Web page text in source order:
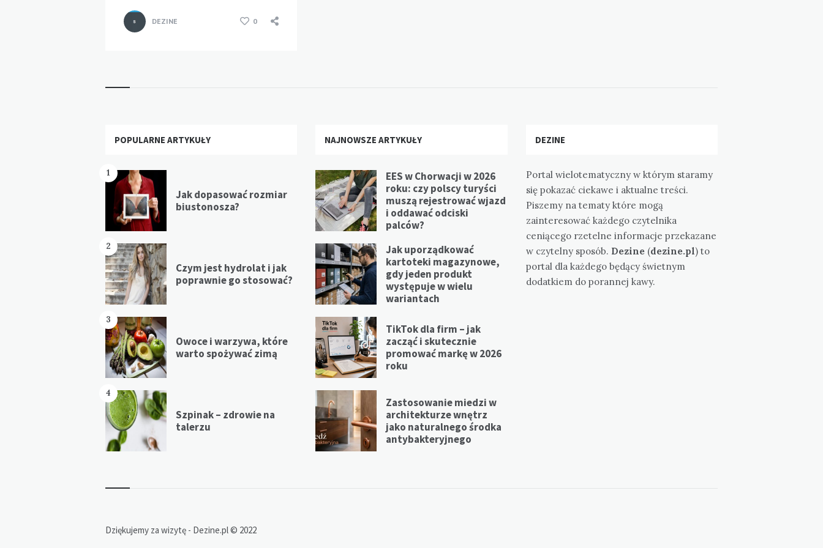
DEZINE 0
Widgets
POPULARNE ARTYKUŁY
1
Jak dopasować rozmiar
biustonosza?
2
Czym jest hydrolat i jak
poprawnie go stosować?
3
Owoce i warzywa, które
warto spożywać zimą
4
Szpinak – zdrowie na
talerzu
NAJNOWSZE ARTYKUŁY
EES w Chorwacji w 2026
roku: czy polscy turyści
muszą rejestrować wjazd
i oddawać odciski
palców?
Jak uporządkować
kartoteki magazynowe,
gdy jeden produkt
występuje w wielu
wariantach
TikTok dla firm – jak
zacząć i skutecznie
promować markę w 2026
roku
Zastosowanie miedzi w
architekturze wnętrz
jako naturalnego środka
antybakteryjnego
DEZINE
Portal wielotematyczny w którym staramy
się pokazać ciekawe i aktualne treści.
Piszemy na tematy które mogą
zainteresować każdego czytelnika
ceniącego rzetelne informacje przekazane
w czytelny sposób. Dezine(dezine.pl) to
portal dla każdego będący świetnym
dodatkiem do porannej kawy.
Dziękujemy za wizytę - Dezine.pl © 2022